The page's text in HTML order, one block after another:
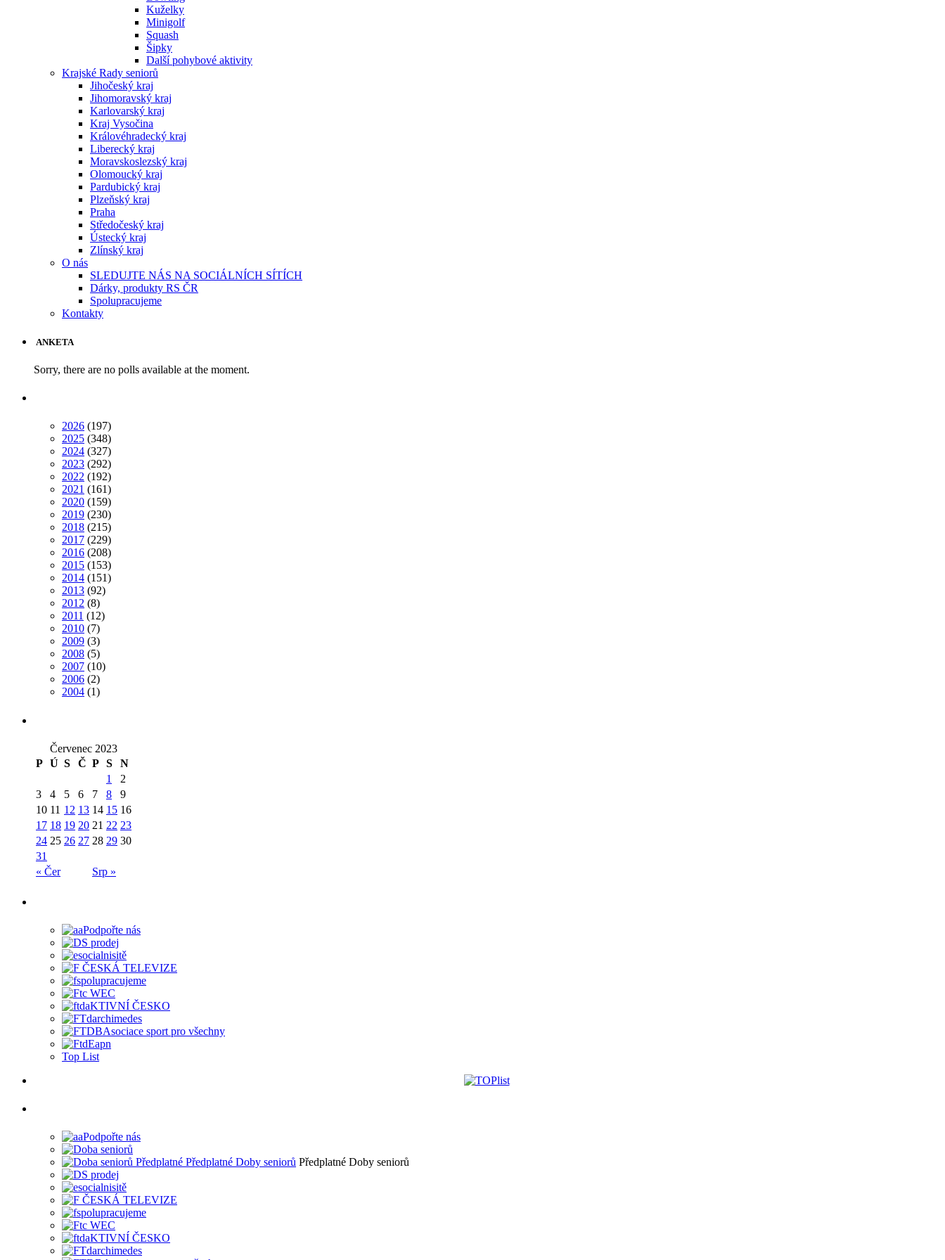
Kuželky
Minigolf
Squash
Šipky
Další pohybové aktivity
Krajské Rady seniorů
Jihočeský kraj
Jihomoravský kraj
Karlovarský kraj
Kraj Vysočina
Královéhradecký kraj
Liberecký kraj
Moravskoslezský kraj
Olomoucký kraj
Pardubický kraj
Plzeňský kraj
Praha
Středočeský kraj
Ústecký kraj
Zlínský kraj
O nás
SLEDUJTE NÁS NA SOCIÁLNÍCH SÍTÍCH
Dárky, produkty RS ČR
Spolupracujeme
Kontakty
ANKETA
Sorry, there are no polls available at the moment.
2026 (197)
2025 (348)
2024 (327)
2023 (292)
2022 (192)
2021 (161)
2020 (159)
2019 (230)
2018 (215)
2017 (229)
2016 (208)
2015 (153)
2014 (151)
2013 (92)
2012 (8)
2011 (12)
2010 (7)
2009 (3)
2008 (5)
2007 (10)
2006 (2)
2004 (1)
Červenec 2023
P Ú S Č P S N
« Čer Srp »
1
2
3
4 5 6 7 8
9
10 11 12 13 14 15 16
17 18 19 20 21 22 23
24 25 26 27 28 29 30
31
Top List
Předplatné Doby seniorů